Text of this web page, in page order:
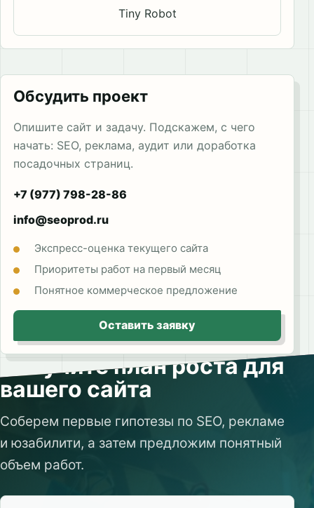
Tiny Robot
Обсудить проект
Опишите сайт и задачу. Подскажем, с чего
начать: SEO, реклама, аудит или доработка
посадочных страниц.
+7 (977) 798-28-86
info@seoprod.ru
Экспресс-оценка текущего сайта
Приоритеты работ на первый месяц
Понятное коммерческое предложение
Оставить заявку
Получите план роста для
вашего сайта
Соберем первые гипотезы по SEO, рекламе
и юзабилити, а затем предложим понятный
объем работ.